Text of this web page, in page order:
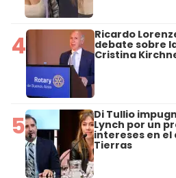
4 Ricardo
debate sobre
Cristina
5 Di Tullio
Lynch por un
intereses en el
Tierras